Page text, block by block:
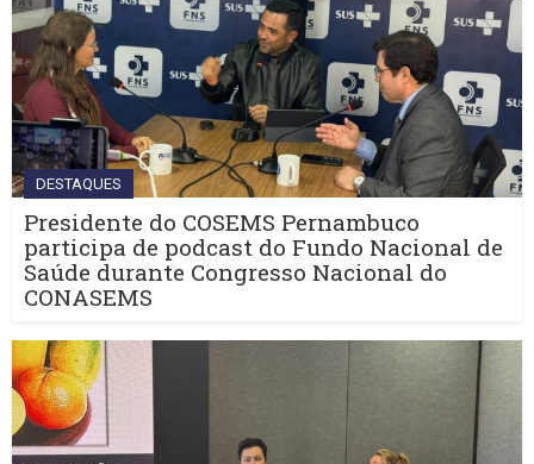
DESTAQUES
Presidente do COSEMS Pernambuco
participa de podcast do Fundo Nacional de
Saúde durante Congresso Nacional do
CONASEMS